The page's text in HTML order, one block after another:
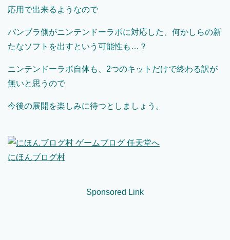
応用で出来るようなので
バンブラ側がニンテンドーラボに対応した、何かしらの新
たなソフトを出すという可能性も…？
ニンテンドーラボ自体も、2つのキットだけで終わる訳が
無いと思うので
今後の展開を楽しみに待つとしましょう。
にほんブログ村
Sponsored Link